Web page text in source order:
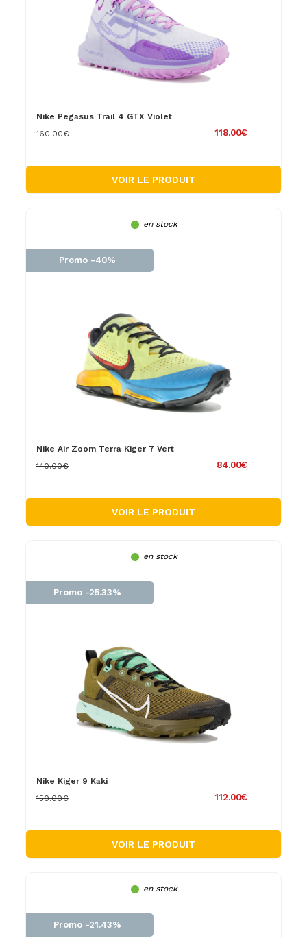
Nike Pegasus Trail 4 GTX Violet
118.00€
160.00€
VOIR LE PRODUIT
en stock
Promo -40%
Nike Air Zoom Terra Kiger 7 Vert
84.00€
140.00€
VOIR LE PRODUIT
en stock
Promo -25.33%
Nike Kiger 9 Kaki
112.00€
150.00€
VOIR LE PRODUIT
en stock
Promo -21.43%